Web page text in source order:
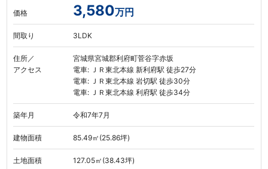
価格 3,580万円
間取り 3LDK
住所／
アクセス
宮城県宮城郡利府町菅谷字赤坂
電車: ＪＲ東北本線 新利府駅 徒歩27分
電車: ＪＲ東北本線 岩切駅 徒歩30分
電車: ＪＲ東北本線 利府駅 徒歩34分
築年月 令和7年7月
建物面積 85.49㎡(25.86坪)
土地面積 127.05㎡(38.43坪)